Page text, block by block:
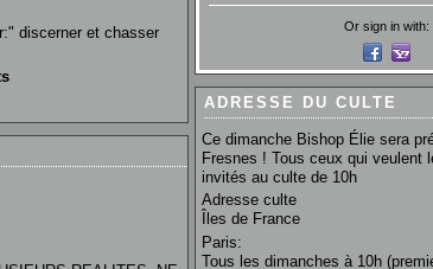
discerner et chasser
Or sign in with:
ADRESSE DU CULTE
Ce dimanche Bishop Élie sera
Fresnes ! Tous ceux qui veulent
invités au culte de 10h
Adresse culte
Îles de France
Paris:
Tous les dimanches à 10h